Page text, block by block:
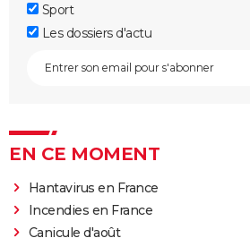
Sport
Les dossiers d'actu
EN CE MOMENT
Hantavirus en France
Incendies en France
Canicule d'août